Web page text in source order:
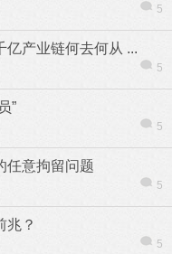
5
亿产业链何去何从 ...
5
”
5
任意拘留问题
5
兆？
5